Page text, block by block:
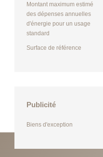
Montant maximum estimé
des dépenses annuelles
d'énergie pour un usage
standard
Surface de référence
Publicité
Biens d'exception